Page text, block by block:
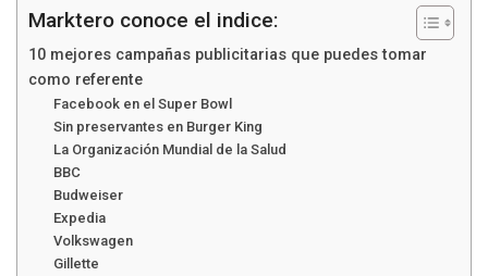
Marktero conoce el indice:
10 mejores campañas publicitarias que puedes tomar
como referente
Facebook en el Super Bowl
Sin preservantes en Burger King
La Organización Mundial de la Salud
BBC
Budweiser
Expedia
Volkswagen
Gillette